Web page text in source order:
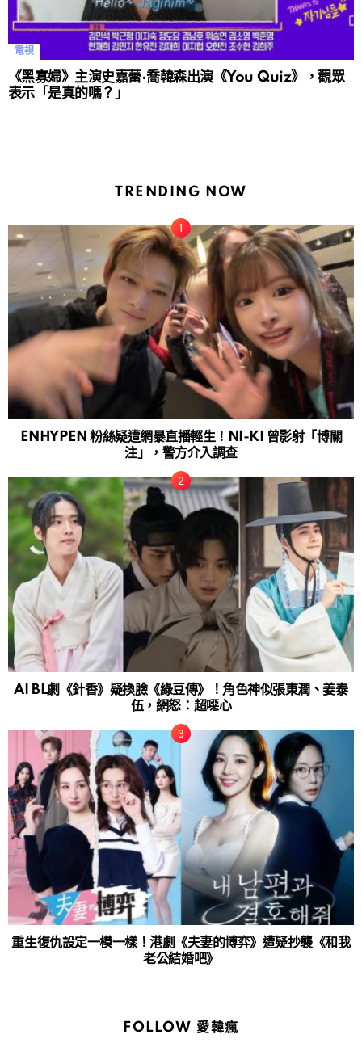
電視
《黑寡婦》主演史嘉蕾·喬韓森出演《You Quiz》，觀眾
表示「是真的嗎？」
TRENDING NOW
ENHYPEN 粉絲疑遭網暴直播輕生！NI-KI 曾影射「博關
注」，警方介入調查
AI BL劇《針香》疑換臉《綠豆傳》！角色神似張東潤、姜泰
伍，網怒：超噁心
重生復仇設定一模一樣！港劇《夫妻的博弈》遭疑抄襲《和我
老公結婚吧》
FOLLOW 愛韓瘋